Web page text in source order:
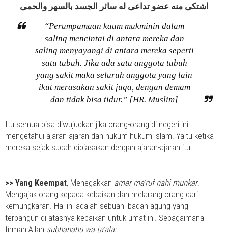
اشتكى منه عضو تداعى له سائر الجسد بالسهر والحمى
“Perumpamaan kaum mukminin dalam
saling mencintai di antara mereka dan
saling menyayangi di antara mereka seperti
satu tubuh. Jika ada satu anggota tubuh
yang sakit maka seluruh anggota yang lain
ikut merasakan sakit juga, dengan demam
dan tidak bisa tidur.” [HR. Muslim]
Itu semua bisa diwujudkan jika orang-orang di negeri ini
mengetahui ajaran-ajaran dan hukum-hukum islam. Yaitu ketika
mereka sejak sudah dibiasakan dengan ajaran-ajaran itu.
>> Yang Keempat, Menegakkan amar ma’ruf nahi munkar.
Mengajak orang kepada kebaikan dan melarang orang dari
kemungkaran. Hal ini adalah sebuah ibadah agung yang
terbangun di atasnya kebaikan untuk umat ini. Sebagaimana
firman Allah subhanahu wa ta’ala: